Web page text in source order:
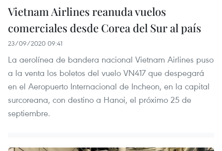
Vietnam Airlines reanuda vuelos
comerciales desde Corea del Sur al país
23/09/2020 09:41
La aerolínea de bandera nacional Vietnam Airlines puso
a la venta los boletos del vuelo VN417 que despegará
en el Aeropuerto Internacional de Incheon, en la capital
surcoreana, con destino a Hanoi, el próximo 25 de
septiembre.